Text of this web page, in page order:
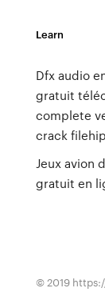
Learn
Dfx audio
gratuit
complete
crack
Jeux avion
gratuit en
© 2019